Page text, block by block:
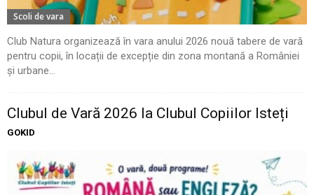
Scoli de vara
Club Natura organizează în vara anului 2026 nouă tabere de vară
pentru copii, în locații de excepție din zona montană a României
și urbane...
Clubul de Vară 2026 la Clubul Copiilor Isteți
GOKID